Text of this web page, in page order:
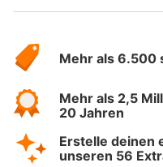
Hotelspecials
Mehr als 6.500
Mehr als 2,5
20 Jahren
Erstelle deinen
unseren 56